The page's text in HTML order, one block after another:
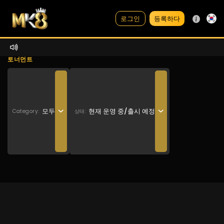
로그인 등록하다
토너먼트
Category: 모두 상태: 현재 운영 중/출시 예정